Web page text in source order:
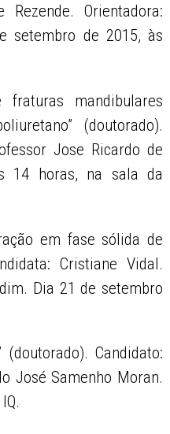
Orientadora:
setembro de 2015, às
mandibulares
(doutorado).
Jose Ricardo de
14 horas, na sala da
em fase sólida de
Cristiane Vidal.
Dia 21 de setembro
Candidato:
José Samenho Moran.